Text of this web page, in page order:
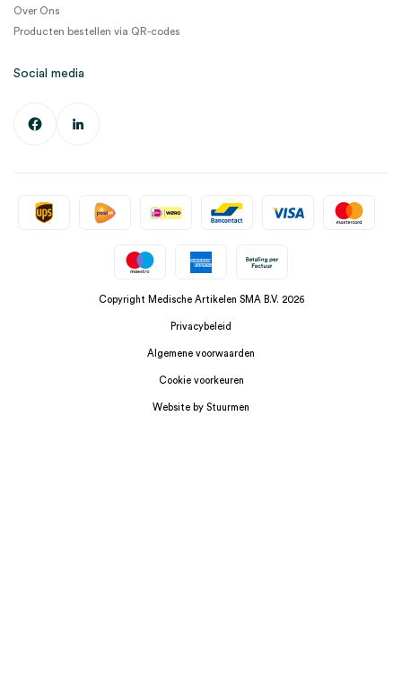
Over Ons
Producten bestellen via QR-codes
Social media
Copyright Medische Artikelen SMA B.V. 2026
Privacybeleid
Algemene voorwaarden
Cookie voorkeuren
Website by Stuurmen